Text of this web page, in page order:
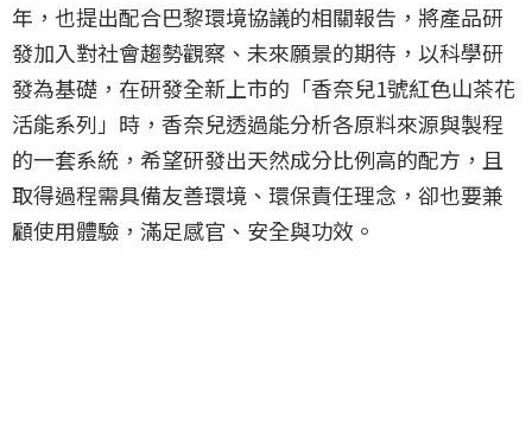
年，也提出配合巴黎環境協議的相關報告，將產品研
發加入對社會趨勢觀察、未來願景的期待，以科學研
發為基礎，在研發全新上市的「香奈兒1號紅色山茶花
活能系列」時，香奈兒透過能分析各原料來源與製程
的一套系統，希望研發出天然成分比例高的配方，且
取得過程需具備友善環境、環保責任理念，卻也要兼
顧使用體驗，滿足感官、安全與功效。